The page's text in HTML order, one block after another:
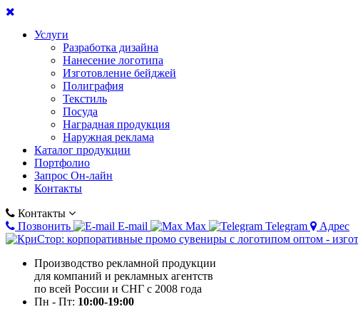
Услуги
Разработка дизайна
Нанесение логотипа
Изготовление бейджей
Полиграфия
Текстиль
Посуда
Наградная продукция
Наружная реклама
Каталог продукции
Портфолио
Запрос Он-лайн
Контакты
Контакты
Позвонить
E-mail Max Telegram Адрес
Производство рекламной продукции
для компаний и рекламных агентств
по всей России и СНГ с 2008 года
Пн - Пт: 10:00-19:00